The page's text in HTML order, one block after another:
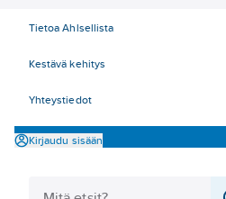
Tietoa Ahlsellista
Kestävä kehitys
Yhteystiedot
Kirjaudu sisään